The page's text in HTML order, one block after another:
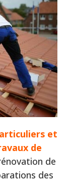
et
de
de
des